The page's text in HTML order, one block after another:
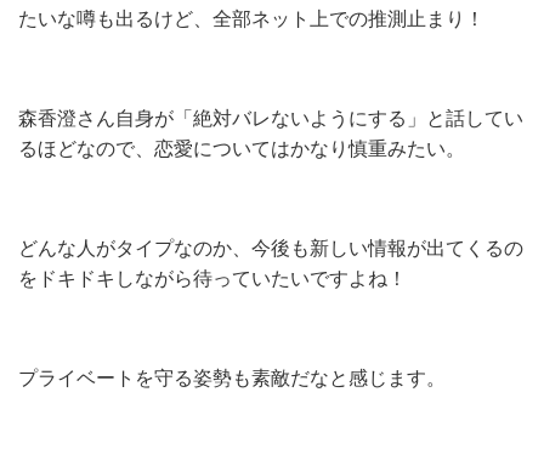
たいな噂も出るけど、全部ネット上での推測止まり！
森香澄さん自身が「絶対バレないようにする」と話してい
るほどなので、恋愛についてはかなり慎重みたい。
どんな人がタイプなのか、今後も新しい情報が出てくるの
をドキドキしながら待っていたいですよね！
プライベートを守る姿勢も素敵だなと感じます。